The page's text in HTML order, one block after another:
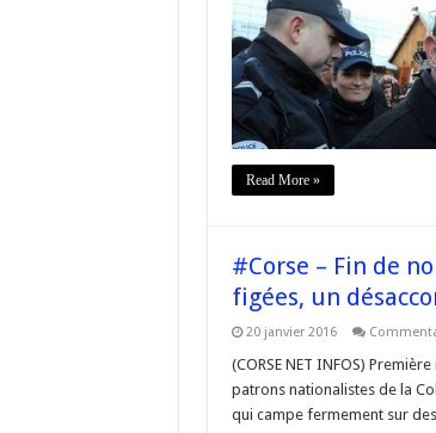
Read More »
#Corse – Fin de
figées, un
20 janvier 2016
(CORSE NET INFOS)
patrons nationalistes de la
qui campe fermement sur